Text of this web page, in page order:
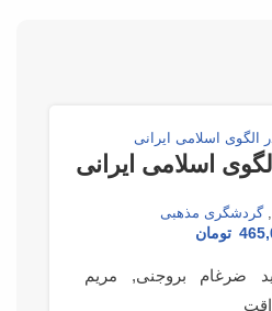
اسلامی ایرانی
,گردشگری مذهبی
تومان
ضرغام بروجنی, مریم